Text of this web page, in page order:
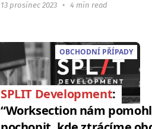
používáním Worksection.
úspěchu a...
13 prosinec 2023 • 4 min read
OBCHODNÍ PŘÍPADY
SPLIT Development:
“Worksection nám pomohl